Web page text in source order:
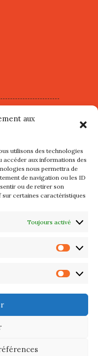
aux
utilisons des technologies
aux informations des
nous permettra de
de navigation ou les ID
ou de retirer son
certaines caractéristiques
Toujours activé
13 août
Port
22 juillet de
de
Septembre